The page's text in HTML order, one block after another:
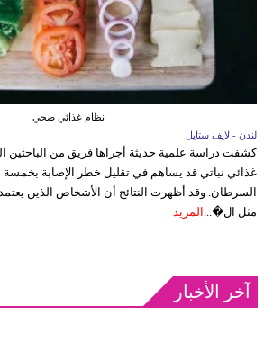
نظام غذائي صحي
لندن - لايف ستايل
كشفت دراسة علمية حديثة أجراها فريق من الباحثين
غذائي نباتي قد يساهم في تقليل خطر الإصابة بخمسة
السرطان. وقد أظهرت النتائج أن الأشخاص الذين
مثل ال�...
المزيد
آخر الأخبار